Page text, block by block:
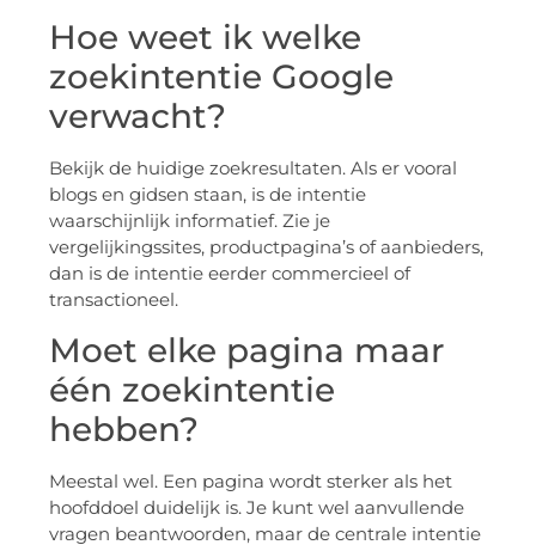
Hoe weet ik welke
zoekintentie Google
verwacht?
Bekijk de huidige zoekresultaten. Als er vooral
blogs en gidsen staan, is de intentie
waarschijnlijk informatief. Zie je
vergelijkingssites, productpagina’s of aanbieders,
dan is de intentie eerder commercieel of
transactioneel.
Moet elke pagina maar
één zoekintentie
hebben?
Meestal wel. Een pagina wordt sterker als het
hoofddoel duidelijk is. Je kunt wel aanvullende
vragen beantwoorden, maar de centrale intentie